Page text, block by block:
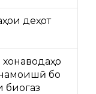
деҳот
намоишӣ бо
биогаз